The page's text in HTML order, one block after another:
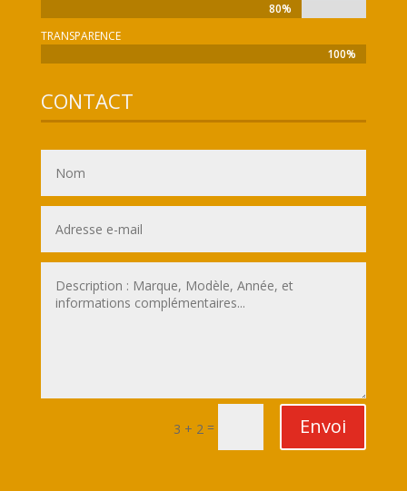
80%
80%
TRANSPARENCE
100%
100%
CONTACT
3 + 2 = Envoi